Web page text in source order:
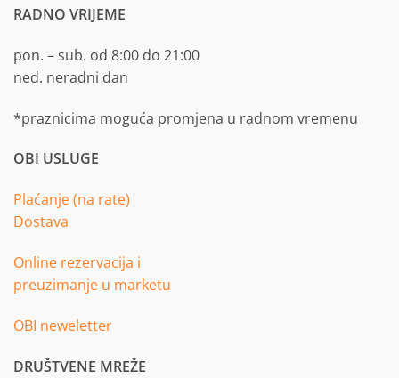
RADNO VRIJEME
pon. – sub. od 8:00 do 21:00
ned. neradni dan
*praznicima moguća promjena u radnom vremenu
OBI USLUGE
Plaćanje (na rate)
Dostava
Online rezervacija i
preuzimanje u marketu
OBI neweletter
DRUŠTVENE MREŽE